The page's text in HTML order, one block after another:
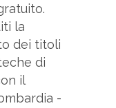
la
dei titoli
di
il
-